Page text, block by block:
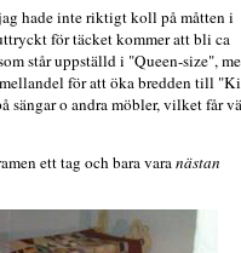
hade inte riktigt koll på måtten i
för täcket kommer att bli ca
står uppställd i "Queen-size",
för att öka bredden till
sängar o andra möbler, vilket får
ett tag och bara varanästan